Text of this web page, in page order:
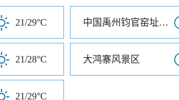
21/29°C 中国禹州钧官窑址博物馆
21/28°C 大鸿寨风景区
21/29°C